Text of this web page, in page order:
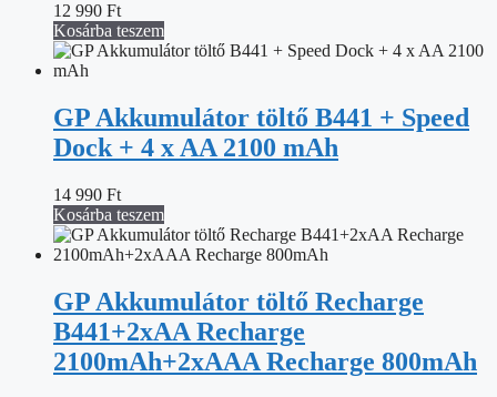
12 990 Ft
Kosárba teszem
GP Akkumulátor töltő B441 + Speed
Dock + 4 x AA 2100 mAh
14 990 Ft
Kosárba teszem
GP Akkumulátor töltő Recharge
B441+2xAA Recharge
2100mAh+2xAAA Recharge 800mAh